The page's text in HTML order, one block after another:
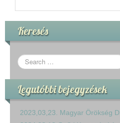
Keresés
Legutóbbi bejegyzések
2023,03,23. Magyar Örökség